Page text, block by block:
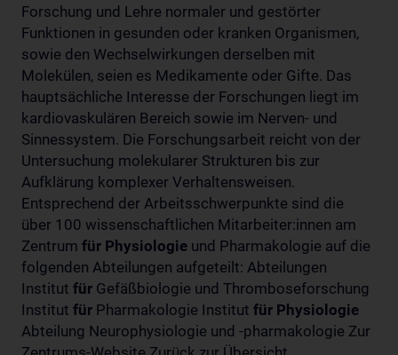
Forschung und Lehre normaler und gestörter
Funktionen in gesunden oder kranken Organismen,
sowie den Wechselwirkungen derselben mit
Molekülen, seien es Medikamente oder Gifte. Das
hauptsächliche Interesse der Forschungen liegt im
kardiovaskulären Bereich sowie im Nerven- und
Sinnessystem. Die Forschungsarbeit reicht von der
Untersuchung molekularer Strukturen bis zur
Aufklärung komplexer Verhaltensweisen.
Entsprechend der Arbeitsschwerpunkte sind die
über 100 wissenschaftlichen Mitarbeiter:innen am
Zentrum für Physiologie und Pharmakologie auf die
folgenden Abteilungen aufgeteilt: Abteilungen
Institut für Gefäßbiologie und Thromboseforschung
Institut für Pharmakologie Institut für Physiologie
Abteilung Neurophysiologie und -pharmakologie Zur